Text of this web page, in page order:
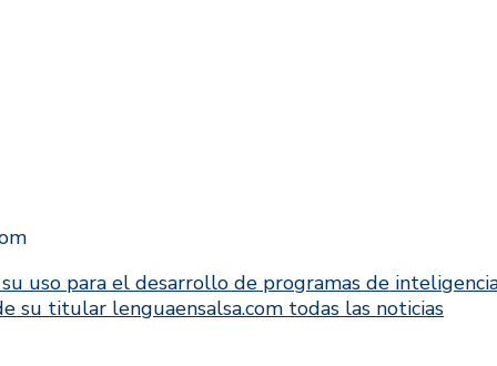
uso para el desarrollo de programas de
su titular lenguaensalsa.com todas las noticias